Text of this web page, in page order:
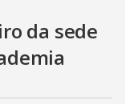
da sede